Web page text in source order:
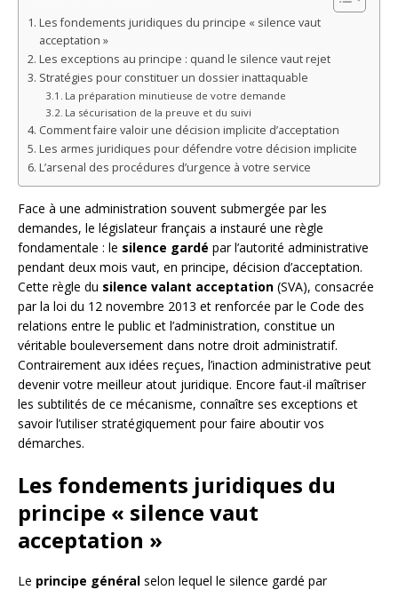
Les fondements juridiques du principe « silence vaut
acceptation »
Les exceptions au principe : quand le silence vaut rejet
Stratégies pour constituer un dossier inattaquable
La préparation minutieuse de votre demande
La sécurisation de la preuve et du suivi
Comment faire valoir une décision implicite d’acceptation
Les armes juridiques pour défendre votre décision implicite
L’arsenal des procédures d’urgence à votre service
Face à une administration souvent submergée par les
demandes, le législateur français a instauré une règle
fondamentale : le silence gardé par l’autorité administrative
pendant deux mois vaut, en principe, décision d’acceptation.
Cette règle du silence valant acceptation (SVA), consacrée
par la loi du 12 novembre 2013 et renforcée par le Code des
relations entre le public et l’administration, constitue un
véritable bouleversement dans notre droit administratif.
Contrairement aux idées reçues, l’inaction administrative peut
devenir votre meilleur atout juridique. Encore faut-il maîtriser
les subtilités de ce mécanisme, connaître ses exceptions et
savoir l’utiliser stratégiquement pour faire aboutir vos
démarches.
Les fondements juridiques du
principe « silence vaut
acceptation »
Le principe général selon lequel le silence gardé par